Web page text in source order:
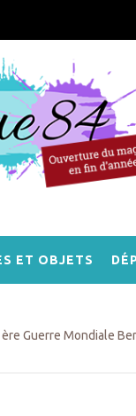
ET OBJETS
Guerre Mondiale